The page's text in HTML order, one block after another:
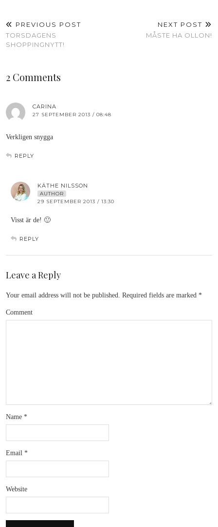
PREVIOUS POST
TORSDAGENS
SHOPPINGNYTT!
NEXT POST
MÅSTE HA OLLON!
2 Comments
CARINA
27 SEPTEMBER 2013 / 08:48
Verkligen snygga
REPLY
KÄTHE NILSSON
AUTHOR
29 SEPTEMBER 2013 / 13:30
Visst är de! 🙂
REPLY
Leave a Reply
Your email address will not be published. Required fields are marked *
Comment
Name *
Email *
Website